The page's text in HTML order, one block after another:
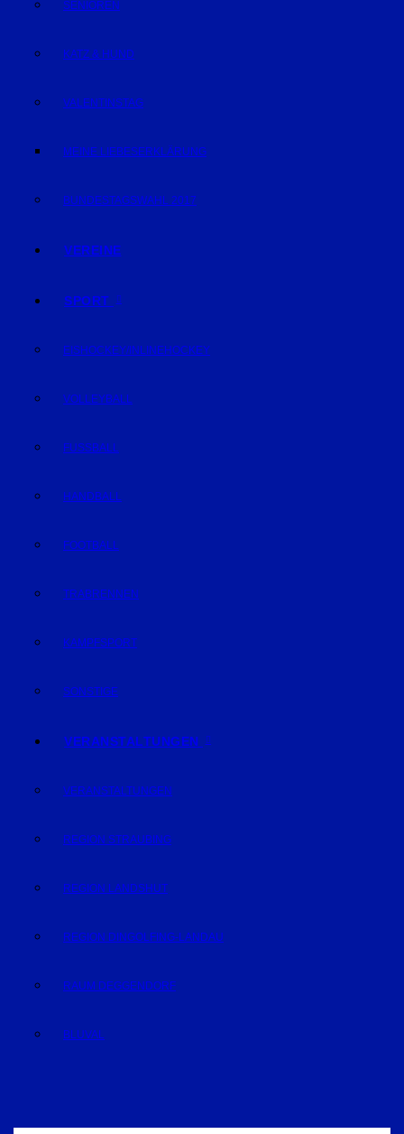
SENIOREN
KATZ & HUND
VALENTINSTAG
MEINE LIEBESERKLÄRUNG
BUNDESTAGSWAHL 2017
VEREINE
SPORT
EISHOCKEY/INLINEHOCKEY
VOLLEYBALL
FUSSBALL
HANDBALL
FOOTBALL
TRABRENNEN
KAMPFSPORT
SONSTIGE
VERANSTALTUNGEN
VERANSTALTUNGEN
REGION STRAUBING
REGION LANDSHUT
REGION DINGOLFING-LANDAU
RAUM DEGGENDORF
BLUVAL